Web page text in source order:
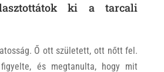
ki a tarcali
Ő ott született, ott nőtt fel.
és megtanulta, hogy mit